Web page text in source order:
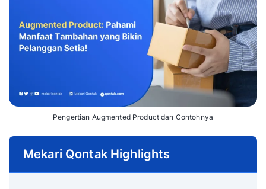
Pengertian Augmented Product dan Contohnya
Mekari Qontak Highlights